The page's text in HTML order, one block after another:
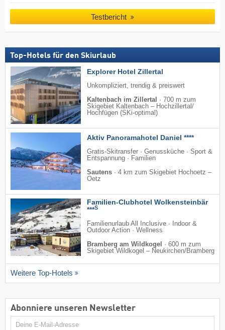
Testbericht
Top-Hotels für den Skiurlaub
Explorer Hotel Zillertal
Unkompliziert, trendig & preiswert
Kaltenbach im Zillertal · 700 m zum
Skigebiet Kaltenbach – Hochzillertal/​
Hochfügen (SKi-optimal)
Aktiv Panoramahotel Daniel ****
Gratis-Skitransfer · Genussküche · Sport &
Entspannung · Familien
Sautens · 4 km zum Skigebiet Hochoetz –
Oetz
Familien-Clubhotel Wolkensteinbär
***S
Familienurlaub All Inclusive · Indoor &
Outdoor Action · Wellness
Bramberg am Wildkogel
· 600 m zum
Skigebiet Wildkogel – Neukirchen/​Bramberg
Weitere Top-Hotels
Abonniere unseren Newsletter
E-